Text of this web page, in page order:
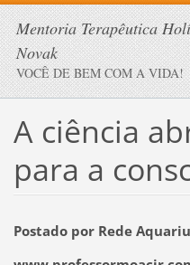
Mentoria Terapêutica
Novak
VOCÊ DE BEM COM A VIDA!
A ciência
para a
Postado por Rede